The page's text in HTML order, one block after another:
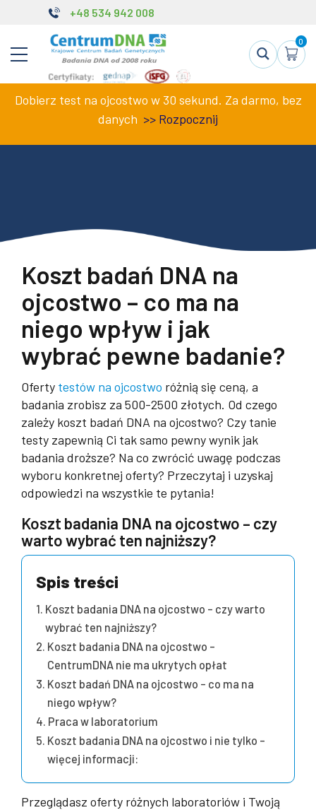
+48 534 942 008
0
Dobierz test na ojcostwo w 30 sekund. Za darmo, bez
danych >> Rozpocznij
Koszt badań DNA na
ojcostwo – co ma na
niego wpływ i jak
wybrać pewne badanie?
Oferty testów na ojcostwo różnią się ceną, a
badania zrobisz za 500-2500 złotych. Od czego
zależy koszt badań DNA na ojcostwo? Czy tanie
testy zapewnią Ci tak samo pewny wynik jak
badania droższe? Na co zwrócić uwagę podczas
wyboru konkretnej oferty? Przeczytaj i uzyskaj
odpowiedzi na wszystkie te pytania!
Koszt badania DNA na ojcostwo – czy
warto wybrać ten najniższy?
Spis treści
Koszt badania DNA na ojcostwo – czy warto
wybrać ten najniższy?
Koszt badania DNA na ojcostwo –
CentrumDNA nie ma ukrytych opłat
Koszt badań DNA na ojcostwo – co ma na
niego wpływ?
Praca w laboratorium
Koszt badania DNA na ojcostwo i nie tylko –
więcej informacji:
Przeglądasz oferty różnych laboratoriów i Twoją